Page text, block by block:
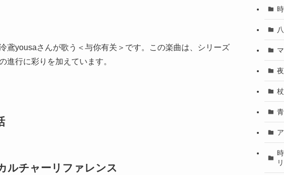
鳶yousaさんが歌う＜与你有关＞です。この楽曲は、シリーズ
進行に彩りを加えています。
ルチャーリファレンス